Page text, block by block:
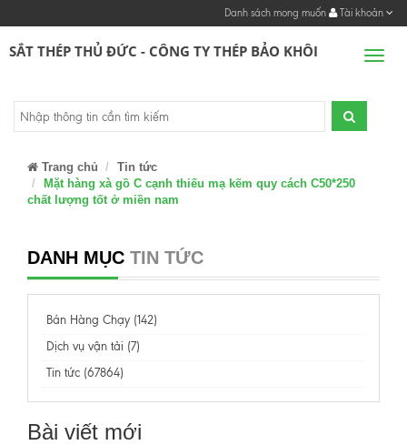
Danh sách mong muốn Tài khoản
SẮT THÉP THỦ ĐỨC - CÔNG TY THÉP BẢO KHÔI
Trang chủ
Tin tức
Mặt hàng xà gồ C cạnh thiếu mạ kẽm quy cách C50*250
chất lượng tốt ở miền nam
DANH MỤC TIN TỨC
Bán Hàng Chạy (142)
Dịch vụ vận tải (7)
Tin tức (67864)
Bài viết mới